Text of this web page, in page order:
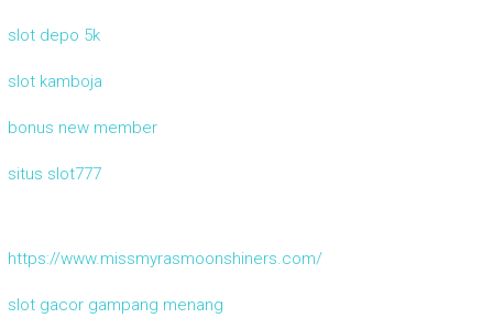
slot depo 5k
slot kamboja
bonus new member
situs slot777
https://www.missmyrasmoonshiners.com/
slot gacor gampang menang